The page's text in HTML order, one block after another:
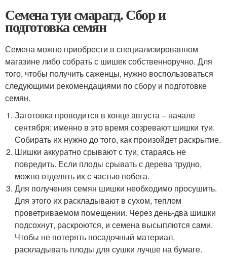
Семена туи смарагд. Сбор и
подготовка семян
Семена можно приобрести в специализированном
магазине либо собрать с шишек собственноручно. Для
того, чтобы получить саженцы, нужно воспользоваться
следующими рекомендациями по сбору и подготовке
семян.
Заготовка проводится в конце августа – начале
сентября: именно в это время созревают шишки туи.
Собирать их нужно до того, как произойдет раскрытие.
Шишки аккуратно срывают с туи, стараясь не
повредить. Если плоды срывать с дерева трудно,
можно отделять их с частью побега.
Для получения семян шишки необходимо просушить.
Для этого их раскладывают в сухом, теплом
проветриваемом помещении. Через день-два шишки
подсохнут, раскроются, и семена высыплются сами.
Чтобы не потерять посадочный материал,
раскладывать плоды для сушки лучше на бумаге.